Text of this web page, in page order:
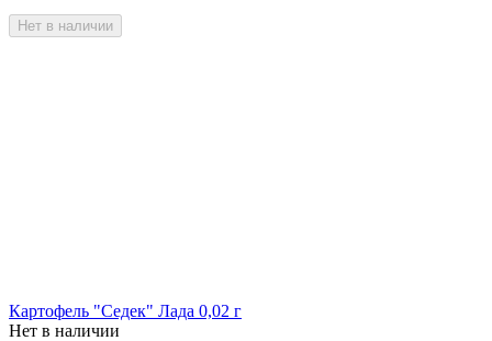
Нет в наличии
Картофель "Седек" Лада 0,02 г
Нет в наличии